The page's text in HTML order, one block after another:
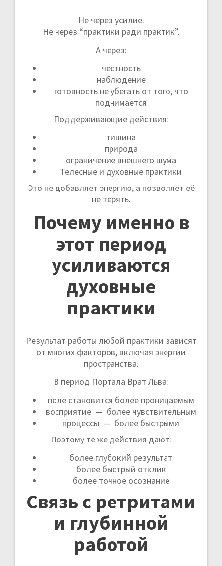
Не через усилие.
Не через “практики ради практик”.
А через:
честность
наблюдение
готовность не убегать от того, что
поднимается
Поддерживающие действия:
тишина
природа
ограничение внешнего шума
Телесные и духовные практики
Это не добавляет энергию, а позволяет её
не терять.
Почему именно в
этот период
усиливаются
духовные
практики
Результат работы любой практики зависят
от многих факторов, включая энергии
пространства.
В период Портала Врат Льва:
поле становится более проницаемым
восприятие — более чувствительным
процессы — более быстрыми
Поэтому те же действия дают:
более глубокий результат
более быстрый отклик
более точное осознание
Связь с ретритами
и глубинной
работой